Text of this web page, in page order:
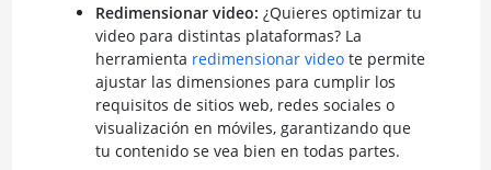
Redimensionar video: ¿Quieres optimizar tu
video para distintas plataformas? La
herramienta redimensionar videote permite
ajustar las dimensiones para cumplir los
requisitos de sitios web, redes sociales o
visualización en móviles, garantizando que
tu contenido se vea bien en todas partes.